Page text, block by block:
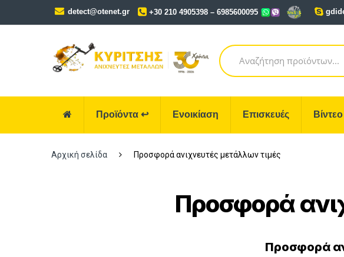
detect@otenet.gr +30 210 4905398 – 6985600095
Search
for:
Προϊόντα ↩ Ενοικίαση Επισκευές Βίντεο
Αρχική σελίδα Προσφορά ανιχνευτές μετάλλων τιμές
Προσφορά
Προσφορά